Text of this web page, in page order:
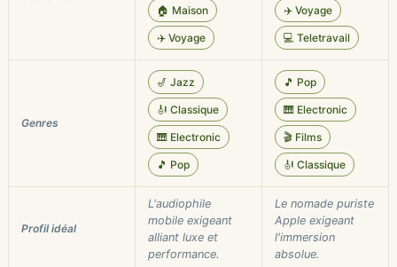
🏠 Maison
✈️ Voyage
✈️ Voyage
💻 Teletravail
Genres
🎷 Jazz
🎻 Classique
🎹 Electronic
🎵 Pop
🎵 Pop
🎹 Electronic
🎬 Films
🎻 Classique
Profil idéal
L'audiophile
mobile exigeant
alliant luxe et
performance.
Le nomade puriste
Apple exigeant
l'immersion
absolue.